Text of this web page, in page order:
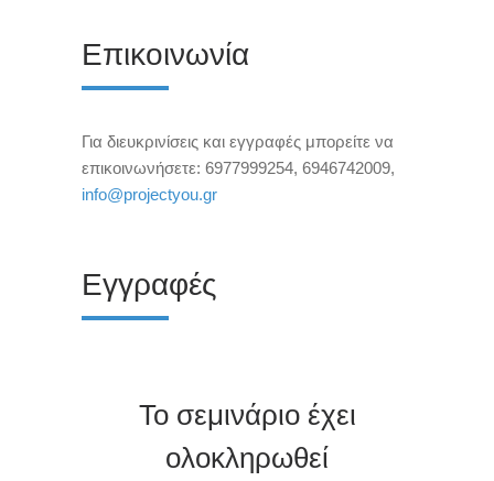
Επικοινωνία
Για διευκρινίσεις και εγγραφές μπορείτε να
επικοινωνήσετε: 6977999254, 6946742009,
info@projectyou.gr
Εγγραφές
Το σεμινάριο έχει
ολοκληρωθεί